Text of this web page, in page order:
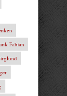
Fabian